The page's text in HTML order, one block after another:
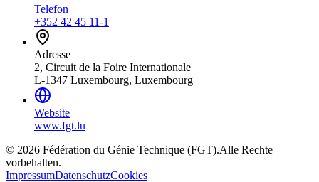
Telefon
+352 42 45 11-1
Adresse
2, Circuit de la Foire Internationale
L-1347 Luxembourg, Luxembourg
Website
www.fgt.lu
© 2026 Fédération du Génie Technique (FGT).Alle Rechte
vorbehalten.
ImpressumDatenschutzCookies